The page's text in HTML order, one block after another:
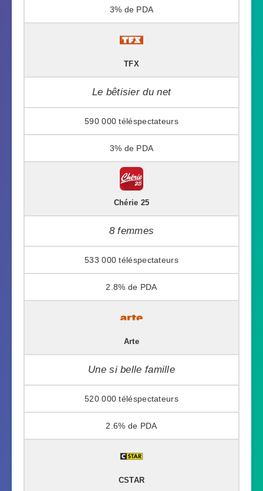
3%
TFX
Le bêtisier du net
590 000
3%
Chérie 25
8 femmes
533 000
2.8%
Arte
Une si belle famille
520 000
2.6%
CSTAR